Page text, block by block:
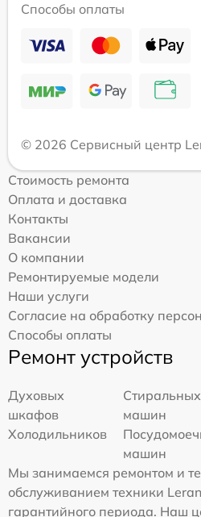
Способы оплаты
© 2026 Сервисный центр
Стоимость ремонта
Оплата и доставка
Контакты
Вакансии
О компании
Ремонтируемые модели
Наши услуги
Согласие на обработку
Способы оплаты
Ремонт устройств
Духовых
шкафов
Стиральных
машин
Холодильников
машин
Мы занимаемся ремонтом и
обслуживанием техники
гарантийного периода. Наш